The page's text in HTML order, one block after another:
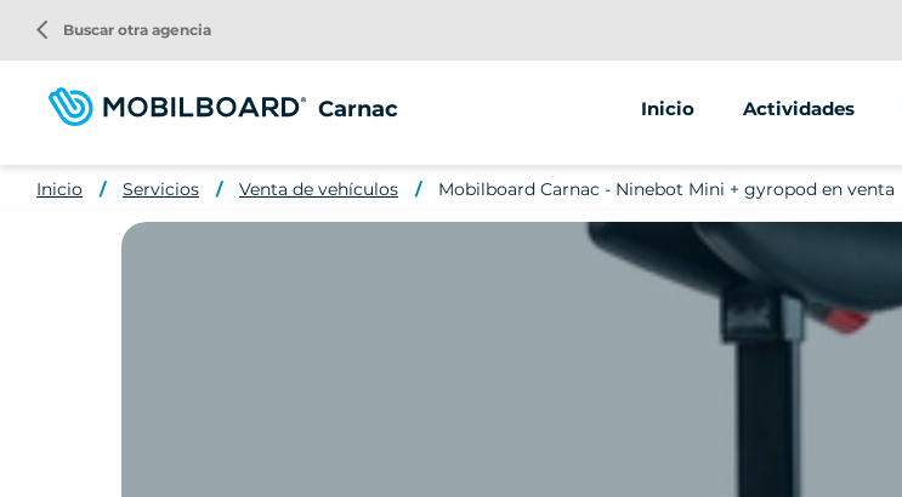
contenido
principal
Carnac Inicio Actividades
Segway
Juego de escape
arrow_back_ios Buscar otra agencia
Inicio Servicios Venta de vehículos Mobilboard Carnac - Ninebot Mini + gyropod en venta